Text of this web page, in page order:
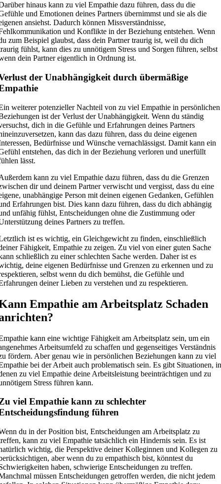
hinaus kann zu viel Empathie dazu führen, dass du die
und Emotionen deines Partners übernimmst und sie als die
ansiehst. Dadurch können Missverständnisse,
und Konflikte in der Beziehung entstehen. Wenn
zum Beispiel glaubst, dass dein Partner traurig ist, weil du dich
fühlst, kann dies zu unnötigem Stress und Sorgen führen, selbst
dein Partner eigentlich in Ordnung ist.
der Unabhängigkeit durch übermäßige
weiterer potenzieller Nachteil von zu viel Empathie in persönlichen
ist der Verlust der Unabhängigkeit. Wenn du ständig
dich in die Gefühle und Erfahrungen deines Partners
kann das dazu führen, dass du deine eigenen
Bedürfnisse und Wünsche vernachlässigst. Damit kann ein
entstehen, das dich in der Beziehung verloren und unerfüllt
lässt.
kann zu viel Empathie dazu führen, dass du die Grenzen
dir und deinem Partner verwischt und vergisst, dass du eine
unabhängige Person mit deinen eigenen Gedanken, Gefühlen
Erfahrungen bist. Dies kann dazu führen, dass du dich abhängig
unfähig fühlst, Entscheidungen ohne die Zustimmung oder
deines Partners zu treffen.
ist es wichtig, ein Gleichgewicht zu finden, einschließlich
Fähigkeit, Empathie zu zeigen. Zu viel von einer guten Sache
schließlich zu einer schlechten Sache werden. Daher ist es
deine eigenen Bedürfnisse und Grenzen zu erkennen und zu
selbst wenn du dich bemühst, die Gefühle und
deiner Lieben zu verstehen und zu respektieren.
Empathie am Arbeitsplatz Schaden
kann eine wichtige Fähigkeit am Arbeitsplatz sein, um ein
Arbeitsumfeld zu schaffen und gegenseitiges Verständnis
fördern. Aber genau wie in persönlichen Beziehungen kann zu viel
bei der Arbeit auch problematisch sein. Es gibt Situationen,
zu viel Empathie deine Arbeitsleistung beeinträchtigen und zu
Stress führen kann.
viel Empathie kann zu schlechter
führen
du in der Position bist, Entscheidungen am Arbeitsplatz zu
kann zu viel Empathie tatsächlich ein Hindernis sein. Es ist
wichtig, die Perspektive deiner Kolleginnen und Kollegen zu
aber wenn du zu empathisch bist, könntest du
haben, schwierige Entscheidungen zu treffen.
müssen Entscheidungen getroffen werden, die nicht jedem